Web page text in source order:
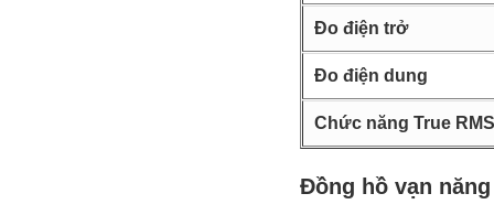
Đo điện trở
Đo điện dung
Chức năng True RMS
Đồng hồ vạn